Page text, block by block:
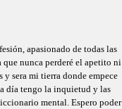
apasionado de todas las
que nunca perderé el apetito ni
y sera mi tierra donde empece
día tengo la inquietud y las
mental. Espero poder